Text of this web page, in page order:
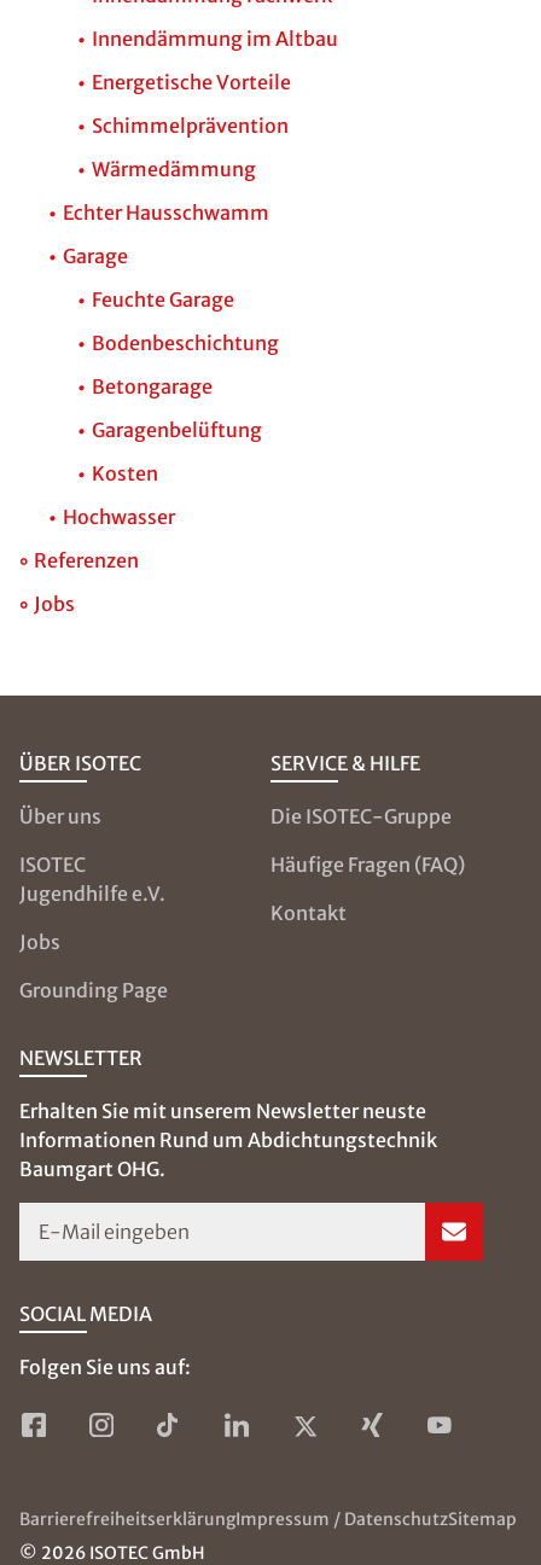
Innendämmung im Altbau
Energetische Vorteile
Schimmelprävention
Wärmedämmung
Echter Hausschwamm
Garage
Feuchte Garage
Bodenbeschichtung
Betongarage
Garagenbelüftung
Kosten
Hochwasser
Referenzen
Jobs
ÜBER ISOTEC
Über uns
ISOTEC
Jugendhilfe e.V.
Jobs
Grounding Page
SERVICE & HILFE
Die ISOTEC-Gruppe
Häufige Fragen (FAQ)
Kontakt
NEWSLETTER
Erhalten Sie mit unserem Newsletter neuste
Informationen Rund um Abdichtungstechnik
Baumgart OHG.
E-Mail eingeben
SOCIAL MEDIA
Folgen Sie uns auf:
BarrierefreiheitserklärungImpressum / DatenschutzSitemap
© 2026 ISOTEC GmbH